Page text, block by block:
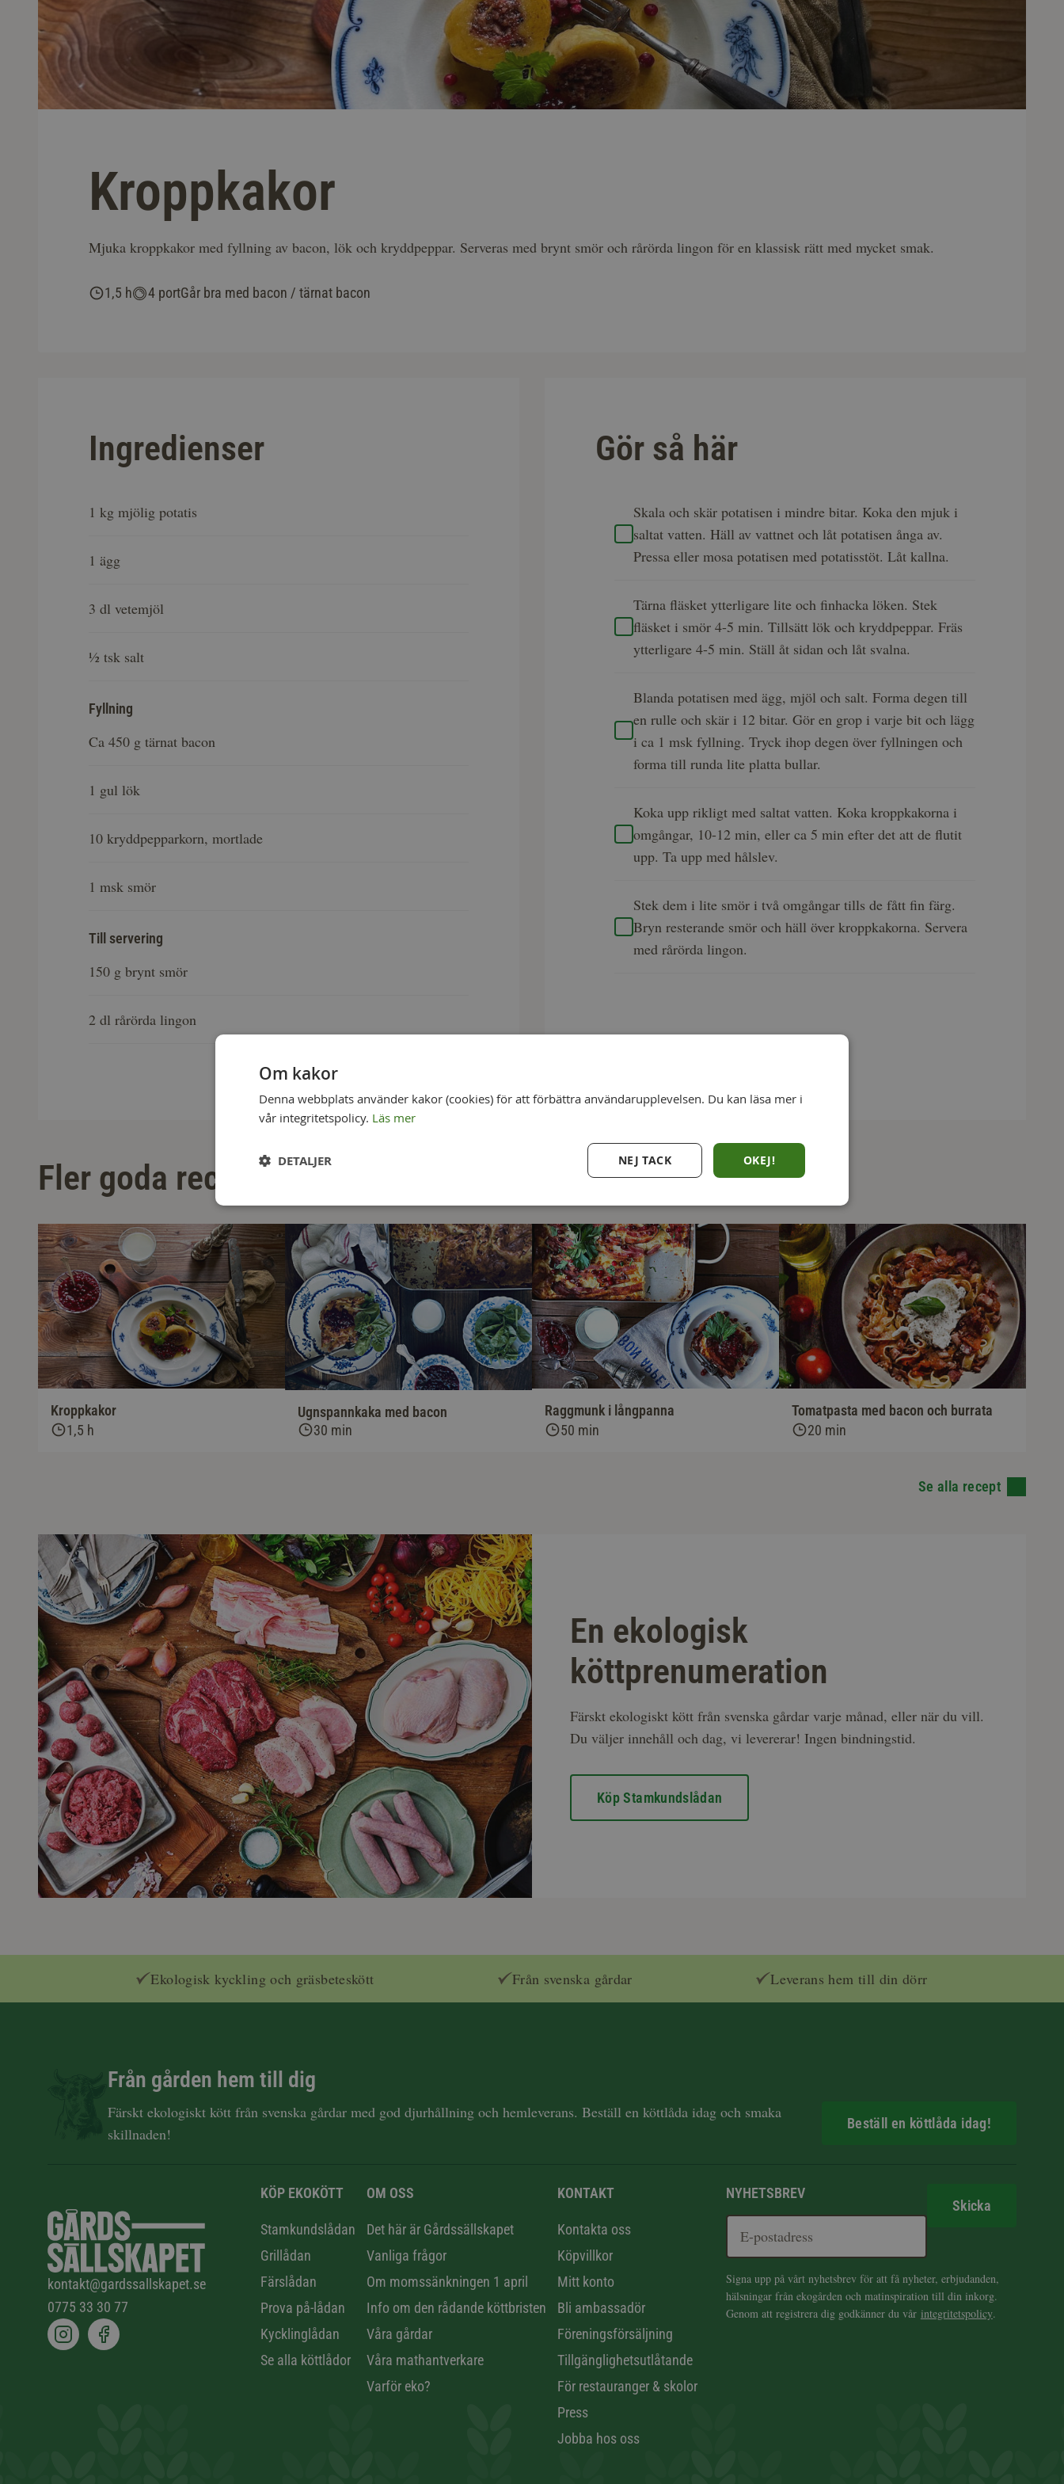
Kroppkakor
Mjuka kroppkakor med fyllning av bacon, lök och kryddpeppar. Serveras med brynt smör och rårörda lingon för en klassisk rätt med mycket smak.
1,5 h 4 portGår bra med bacon / tärnat bacon
Ingredienser
1 kg mjölig potatis
1 ägg
3 dl vetemjöl
½ tsk salt
Fyllning
Ca 450 g tärnat bacon
1 gul lök
10 kryddpepparkorn, mortlade
1 msk smör
Till servering
150 g brynt smör
2 dl rårörda lingon
Gör så här
Skala och skär potatisen i mindre bitar. Koka den mjuk i
saltat vatten. Häll av vattnet och låt potatisen ånga av.
Pressa eller mosa potatisen med potatisstöt. Låt kallna.
Tärna fläsket ytterligare lite och finhacka löken. Stek
fläsket i smör 4-5 min. Tillsätt lök och kryddpeppar. Fräs
ytterligare 4-5 min. Ställ åt sidan och låt svalna.
Blanda potatisen med ägg, mjöl och salt. Forma degen till
en rulle och skär i 12 bitar. Gör en grop i varje bit och lägg
i ca 1 msk fyllning. Tryck ihop degen över fyllningen och
forma till runda lite platta bullar.
Koka upp rikligt med saltat vatten. Koka kroppkakorna i
omgångar, 10-12 min, eller ca 5 min efter det att de flutit
upp. Ta upp med hålslev.
Stek dem i lite smör i två omgångar tills de fått fin färg.
Bryn resterande smör och häll över kroppkakorna. Servera
med rårörda lingon.
Fler goda recept
Kroppkakor
1,5 h
Ugnspannkaka med bacon
30 min
Raggmunk i långpanna
50 min
Tomatpasta med bacon och burrata
20 min
Se alla recept
En ekologisk
köttprenumeration
Färskt ekologiskt kött från svenska gårdar varje månad, eller när du vill.
Du väljer innehåll och dag, vi levererar! Ingen bindningstid.
Köp Stamkundslådan
Ekologisk kyckling och gräsbeteskött Från svenska gårdar Leverans hem till din dörr
Från gården hem till dig
Färskt ekologiskt kött från svenska gårdar med god djurhållning och hemleverans. Beställ en köttlåda idag och smaka
skillnaden!
Beställ en köttlåda idag!
kontakt@gardssallskapet.se
0775 33 30 77
KÖP EKOKÖTT
Stamkundslådan
Grillådan
Färslådan
Prova på-lådan
Kycklinglådan
Se alla köttlådor
OM OSS
Det här är Gårdssällskapet
Vanliga frågor
Om momssänkningen 1 april
Info om den rådande köttbristen
Våra gårdar
Våra mathantverkare
Varför eko?
KONTAKT
Kontakta oss
Köpvillkor
Mitt konto
Bli ambassadör
Föreningsförsäljning
Tillgänglighetsutlåtande
För restauranger & skolor
Press
Jobba hos oss
NYHETSBREV
Skicka
Signa upp på vårt nyhetsbrev för att få nyheter, erbjudanden,
hälsningar från ekogården och matinspiration till din inkorg.
Genom att registrera dig godkänner du vår integritetspolicy.
Om kakor
Denna webbplats använder kakor (cookies) för att förbättra användarupplevelsen. Du kan läsa mer i
vår integritetspolicy. Läs mer
OKEJ!
NEJ TACK
DETALJER